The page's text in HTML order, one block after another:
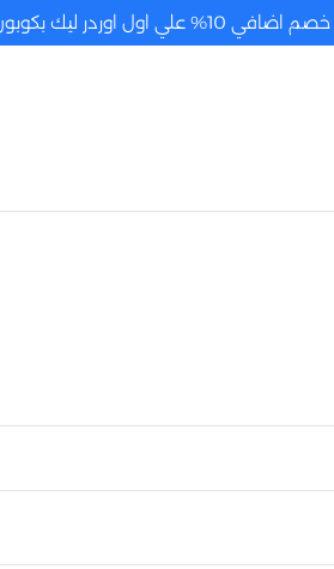
خصم اضافي 10% علي اول اوردر ليك بكوبون